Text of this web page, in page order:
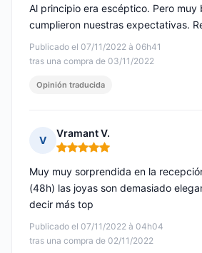
Publicado el 07/11/2022 à 06h41
tras una compra de 03/11/2022
Al principio era escéptico. Pero muy
cumplieron nuestras expectativas.
Opinión traducida
V
Vramant V.
Nota: 5 de 5
Publicado el 07/11/2022 à 04h04
tras una compra de 02/11/2022
Muy muy sorprendida en la
(48h) las joyas son demasiado
decir más top